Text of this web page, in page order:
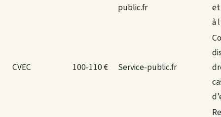
public.fr
et
à
CVEC 100-110 € Service-public.fr